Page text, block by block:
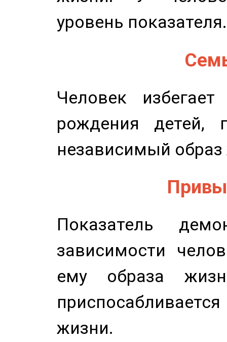
уровень показателя.
Человек
рождения детей,
независимый
Показатель
зависимости
ему образа
жизни.